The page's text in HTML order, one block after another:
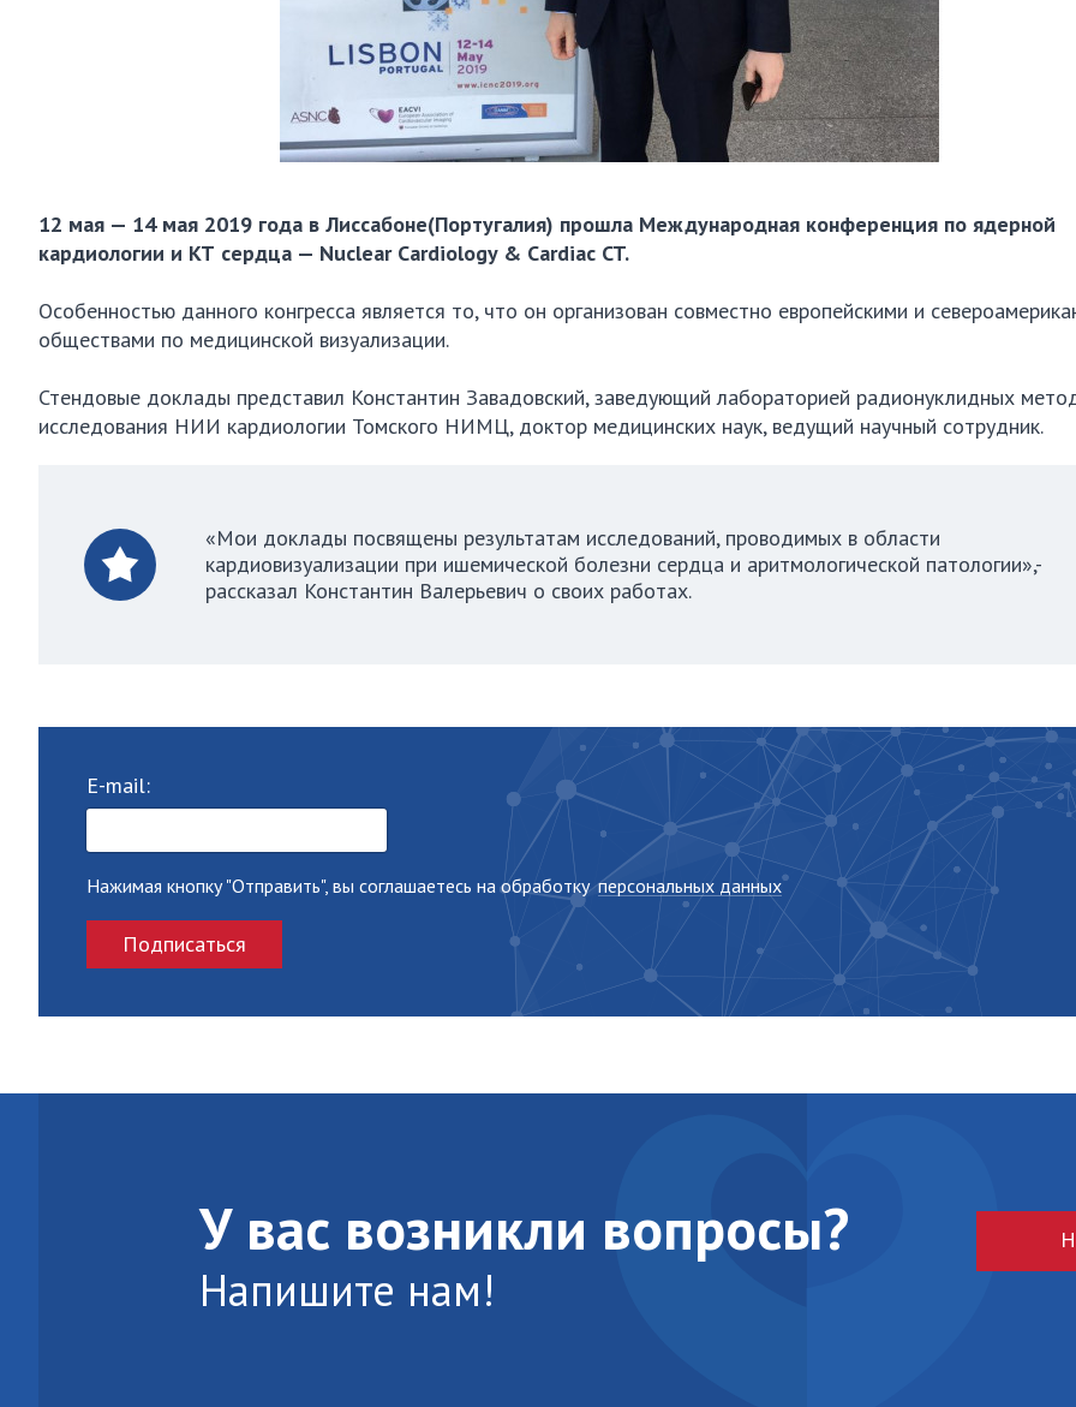
12 мая — 14 мая 2019 года в Лиссабоне(Португалия) прошла Международная конференция по ядерной
кардиологии и КТ сердца — Nuclear Cardiology & Cardiac CT.
Особенностью данного конгресса является то, что он организован совместно европейскими и
обществами по медицинской визуализации.
Стендовые доклады представил Константин Завадовский, заведующий лабораторией радионуклидных
исследования НИИ кардиологии Томского НИМЦ, доктор медицинских наук, ведущий научный сотрудник.
«Мои доклады посвящены результатам исследований, проводимых в области
кардиовизуализации при ишемической болезни сердца и аритмологической патологии»,-
рассказал Константин Валерьевич о своих работах.
E-mail:
Нажимая кнопку "Отправить", вы соглашаетесь на обработкуперсональных данных
Подписаться
У вас возникли вопросы?
Напишите нам!